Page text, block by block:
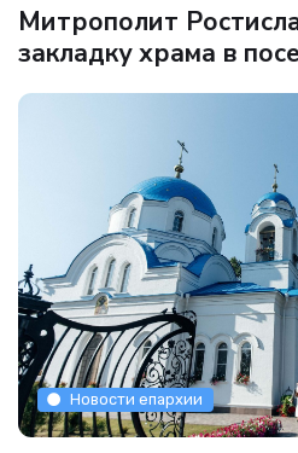
Митрополит
закладку храма в
Новости епархии